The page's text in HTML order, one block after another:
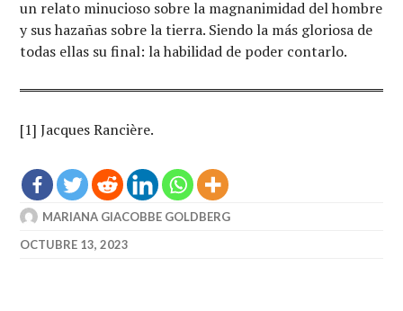
un relato minucioso sobre la magnanimidad del hombre
y sus hazañas sobre la tierra. Siendo la más gloriosa de
todas ellas su final: la habilidad de poder contarlo.
[1] Jacques Rancière.
MARIANA GIACOBBE GOLDBERG
OCTUBRE 13, 2023